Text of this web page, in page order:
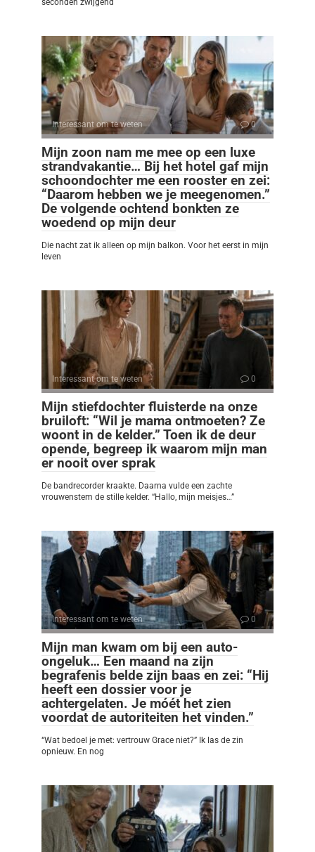
seconden zwijgend
Interessant om te weten 0
Mijn zoon nam me mee op een luxe
strandvakantie… Bij het hotel gaf mijn
schoondochter me een rooster en zei:
“Daarom hebben we je meegenomen.”
De volgende ochtend bonkten ze
woedend op mijn deur
Die nacht zat ik alleen op mijn balkon. Voor het eerst in mijn
leven
Interessant om te weten 0
Mijn stiefdochter fluisterde na onze
bruiloft: “Wil je mama ontmoeten? Ze
woont in de kelder.” Toen ik de deur
opende, begreep ik waarom mijn man
er nooit over sprak
De bandrecorder kraakte. Daarna vulde een zachte
vrouwenstem de stille kelder. “Hallo, mijn meisjes…”
Interessant om te weten 0
Mijn man kwam om bij een auto-
ongeluk… Een maand na zijn
begrafenis belde zijn baas en zei: “Hij
heeft een dossier voor je
achtergelaten. Je móét het zien
voordat de autoriteiten het vinden.”
“Wat bedoel je met: vertrouw Grace niet?” Ik las de zin
opnieuw. En nog